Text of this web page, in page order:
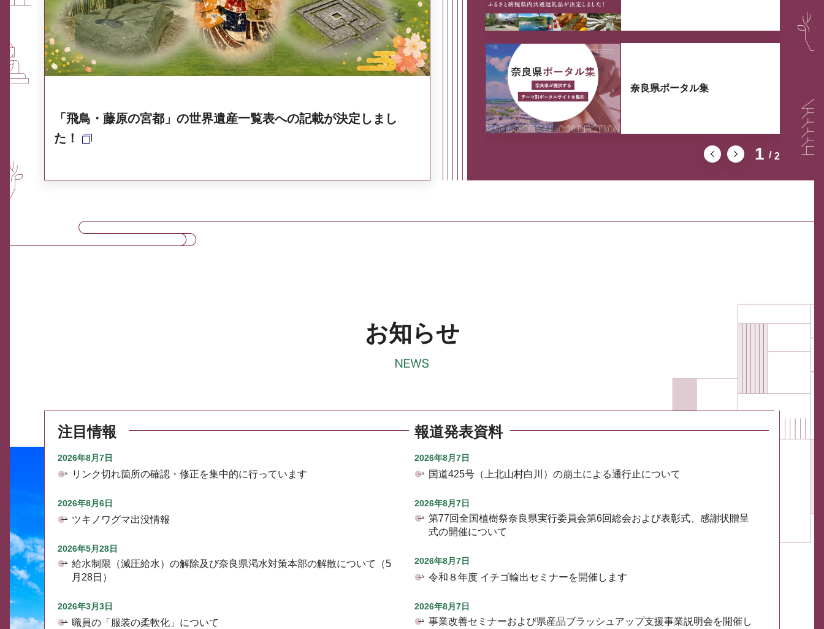
「飛鳥・藤原の宮都」の世界遺産一覧表への記載が決定しまし
た！
1 2
奈良県ポータル集
お知らせ
注目情報
2026年8月7日
リンク切れ箇所の確認・修正を集中的に行っています
2026年8月6日
ツキノワグマ出没情報
2026年5月28日
給水制限（減圧給水）の解除及び奈良県渇水対策本部の解散について（5
月28日）
2026年3月3日
職員の「服装の柔軟化」について
報道発表資料
2026年8月7日
国道425号（上北山村白川）の崩土による通行止について
2026年8月7日
第77回全国植樹祭奈良県実行委員会第6回総会および表彰式、感謝状贈呈
式の開催について
2026年8月7日
令和８年度 イチゴ輸出セミナーを開催します
2026年8月7日
事業改善セミナーおよび県産品ブラッシュアップ支援事業説明会を開催し